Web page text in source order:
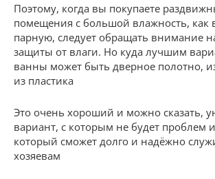
Поэтому, когда вы покупаете
помещения с большой влажность, как
парную, следует обращать внимание
защиты от влаги. Но куда лучшим
ванны может быть дверное полотно,
из пластика
Это очень хороший и можно сказать,
вариант, с которым не будет проблем
который сможет долго и надёжно
хозяевам